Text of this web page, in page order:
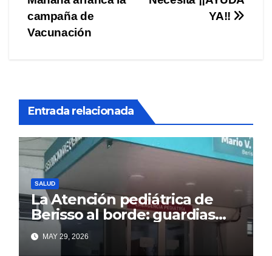
entradas
YA!!
campaña de
Vacunación
Entrada relacionada
SALUD
La Atención pediátrica de
Berisso al borde: guardias
saturadas por la alta
demanda
MAY 29, 2026